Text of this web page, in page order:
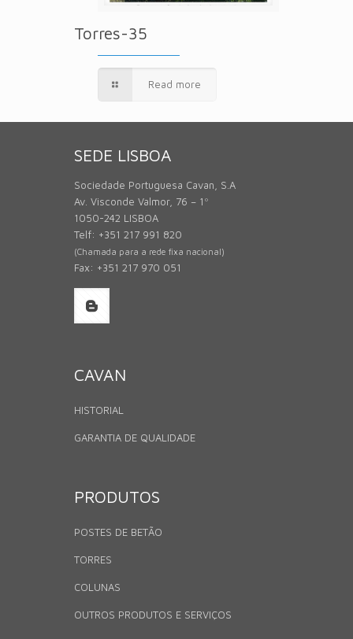
Torres-35
Read more
SEDE LISBOA
Sociedade Portuguesa Cavan, S.A
Av. Visconde Valmor, 76 – 1º
1050-242 LISBOA
Telf: +351 217 991 820
(Chamada para a rede fixa nacional)
Fax: +351 217 970 051
CAVAN
HISTORIAL
GARANTIA DE QUALIDADE
PRODUTOS
POSTES DE BETÃO
TORRES
COLUNAS
OUTROS PRODUTOS E SERVIÇOS